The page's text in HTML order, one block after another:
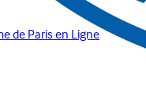
de Paris en Ligne